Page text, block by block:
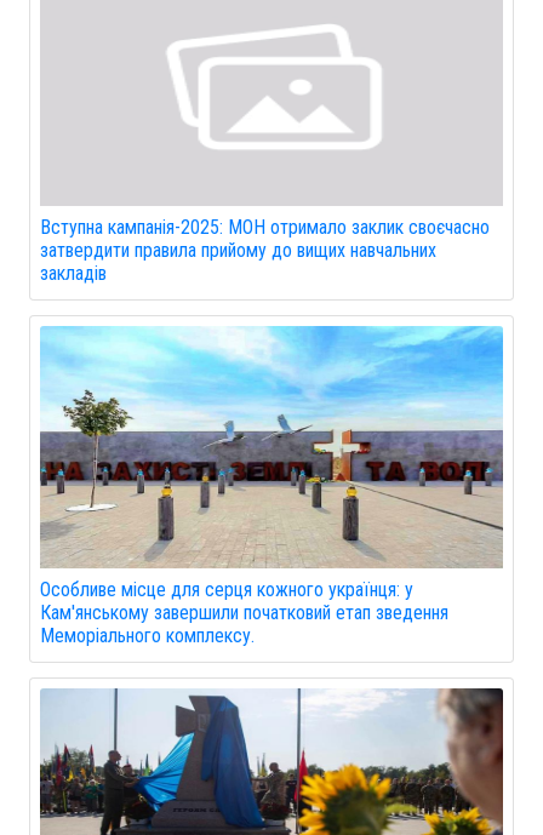
Вступна кампанія-2025: МОН отримало заклик своєчасно
затвердити правила прийому до вищих навчальних
закладів
Особливе місце для серця кожного українця: у
Кам'янському завершили початковий етап зведення
Меморіального комплексу.